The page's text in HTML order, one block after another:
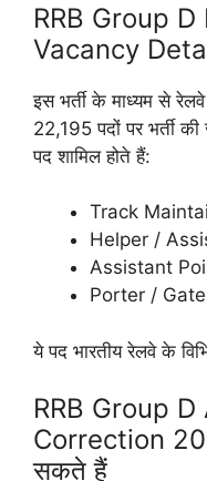
RRB Group
Vacancy
इस भर्ती के माध्यम से
22,195 पदों पर भर्ती
पद शामिल होते हैं:
Track
Helper /
Assistant
Porter /
ये पद भारतीय रेलवे के
RRB Group
Correction
सकते हैं